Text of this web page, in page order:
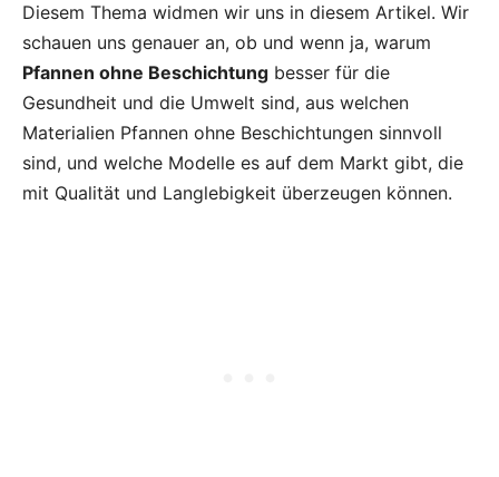
Diesem Thema widmen wir uns in diesem Artikel. Wir
schauen uns genauer an, ob und wenn ja, warum
Pfannen ohne Beschichtung besser für die
Gesundheit und die Umwelt sind, aus welchen
Materialien Pfannen ohne Beschichtungen sinnvoll
sind, und welche Modelle es auf dem Markt gibt, die
mit Qualität und Langlebigkeit überzeugen können.